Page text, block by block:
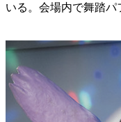
いる。会場内で舞踏パ